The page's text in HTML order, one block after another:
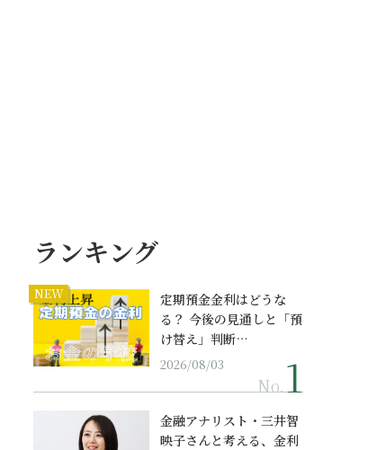
ランキング
NEW
定期預金金利はどうな
る？ 今後の見通しと「預
け替え」判断…
2026/08/03
No.
金融アナリスト・三井智
映子さんと考える、金利